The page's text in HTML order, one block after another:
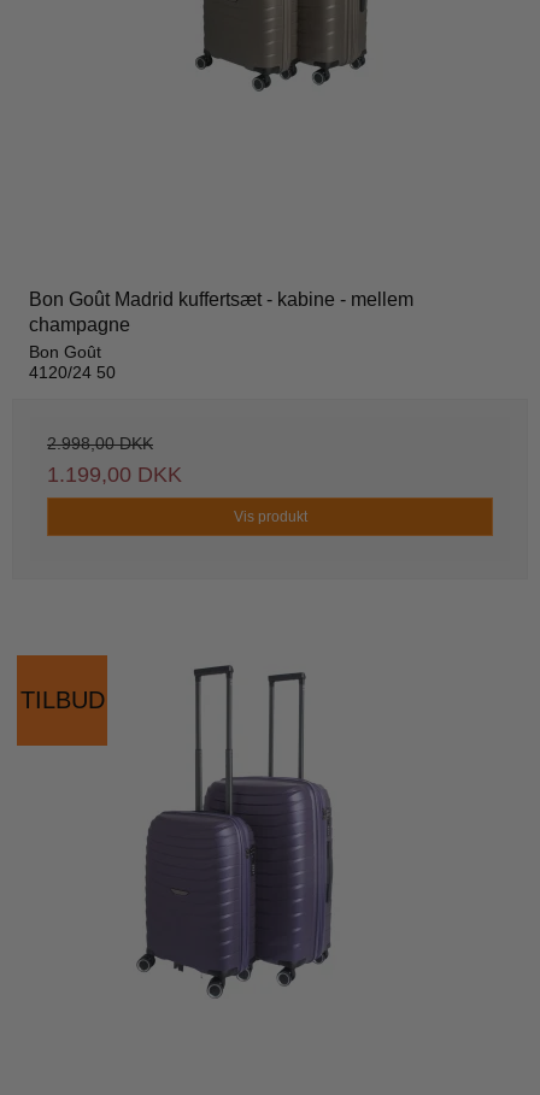
Bon Goût Madrid kuffertsæt - kabine - mellem
champagne
Bon Goût
4120/24 50
2.998,00 DKK
1.199,00 DKK
Vis produkt
TILBUD